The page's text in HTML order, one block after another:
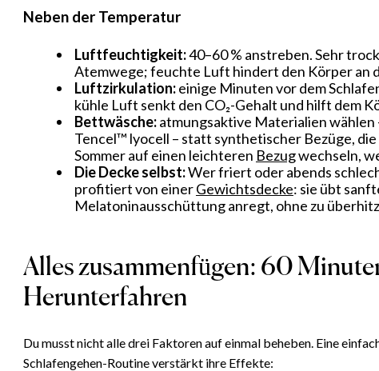
Neben der Temperatur
Luftfeuchtigkeit:40–60 % anstreben. Sehr
Atemwege; feuchte Luft hindert den Körper an
Luftzirkulation:einige Minuten vor dem
kühle Luft senkt den CO₂-Gehalt und hilft dem
Bettwäsche:atmungsaktive Materialien wählen
Tencel™ lyocell – statt synthetischer Bezüge,
Sommer auf einen leichteren Bezugwechseln,
Die Decke selbst:Wer friert oder abends
profitiert von einerGewichtsdecke: sie übt
Melatoninausschüttung anregt, ohne zu
Alles zusammenfügen: 60
Herunterfahren
Du musst nicht alle drei Faktoren auf einmal beheben. Eine
Schlafengehen-Routine verstärkt ihre Effekte: